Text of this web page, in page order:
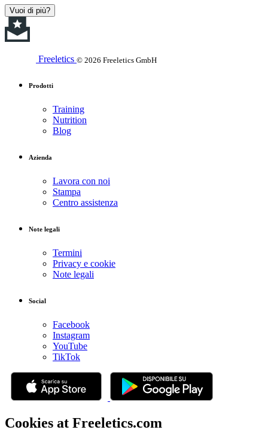
Vuoi di più?
Freeletics © 2026 Freeletics GmbH
Prodotti
Training
Nutrition
Blog
Azienda
Lavora con noi
Stampa
Centro assistenza
Note legali
Termini
Privacy e cookie
Note legali
Social
Facebook
Instagram
YouTube
TikTok
Cookies at Freeletics.com